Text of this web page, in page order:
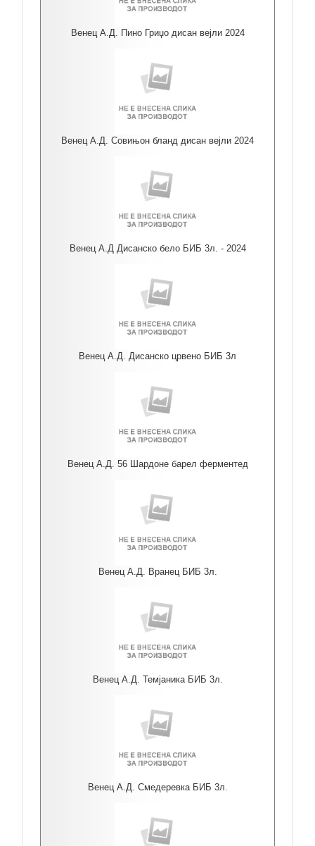
Венец А.Д. Пино Гриџо дисан вејли 2024
Венец А.Д. Совињон бланд дисан вејли 2024
Венец А.Д Дисанско бело БИБ 3л. - 2024
Венец А.Д. Дисанско црвено БИБ 3л
Венец А.Д. 56 Шардоне барел ферментед
Венец А.Д. Вранец БИБ 3л.
Венец А.Д. Темјаника БИБ 3л.
Венец А.Д. Смедеревка БИБ 3л.